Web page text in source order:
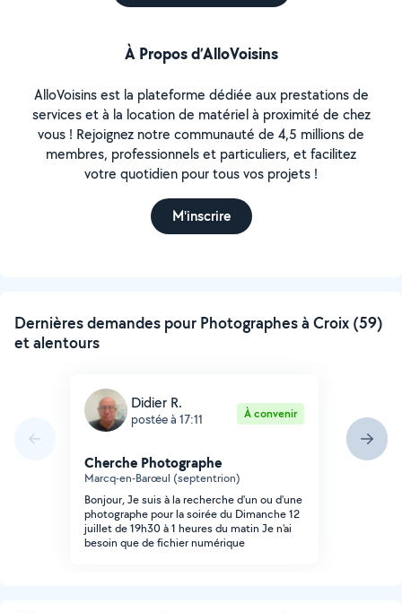
À Propos d’AlloVoisins
AlloVoisins est la plateforme dédiée aux prestations de
services et à la location de matériel à proximité de chez
vous ! Rejoignez notre communauté de 4,5 millions de
membres, professionnels et particuliers, et facilitez
votre quotidien pour tous vos projets !
M'inscrire
Dernières demandes pour Photographes à Croix (59)
et alentours
Didier R.
postée à 17:11 À convenir
Cherche Photographe
Marcq-en-Barœul (septentrion)
Bonjour, Je suis à la recherche d'un ou d'une
photographe pour la soirée du Dimanche 12
juillet de 19h30 à 1 heures du matin Je n'ai
besoin que de fichier numérique